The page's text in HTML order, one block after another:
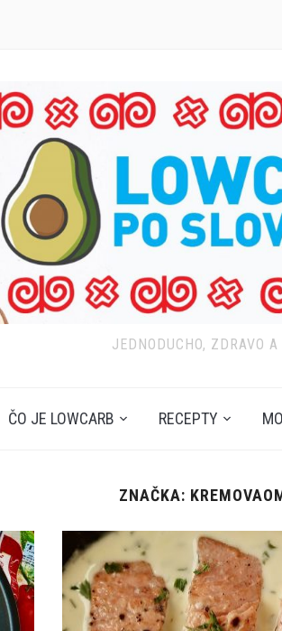
JEDNODUCHO, ZDRAVO
ČO JE LOWCARB RECEPTY
ZNAČKA: